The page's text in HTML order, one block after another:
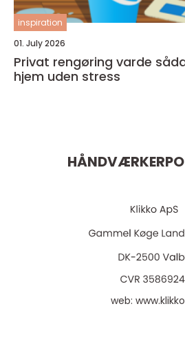
inspiration
01. July 2026
Privat rengøring varde sådan får du et rent
hjem uden stress
web: